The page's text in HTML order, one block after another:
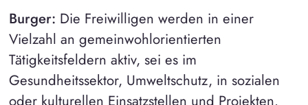
Burger: Die Freiwilligen werden in einer
Vielzahl an gemeinwohlorientierten
Tätigkeitsfeldern aktiv, sei es im
Gesundheitssektor, Umweltschutz, in sozialen